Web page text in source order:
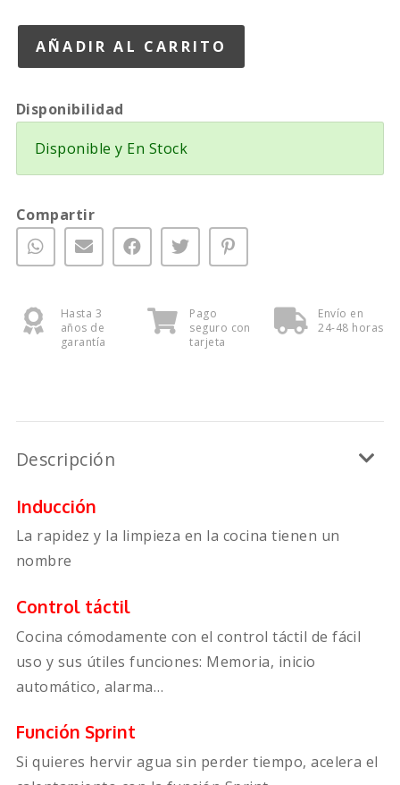
Disponibilidad
Disponible y En Stock
Compartir
Hasta 3
años de
garantía
Pago
seguro con
tarjeta
Envío en
24-48 horas
Descripción
Inducción
La rapidez y la limpieza en la cocina tienen un
nombre
Control táctil
Cocina cómodamente con el control táctil de fácil
uso y sus útiles funciones: Memoria, inicio
automático, alarma…
Función Sprint
Si quieres hervir agua sin perder tiempo, acelera el